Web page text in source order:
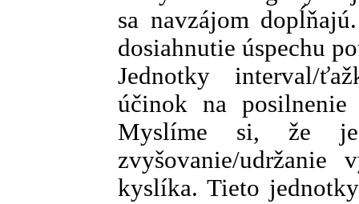
sa navzájom
dosiahnutie úspechu
Jednotky interval/
účinok na posilnenie
Myslíme si, že
zvyšovanie/udržanie
kyslíka. Tieto